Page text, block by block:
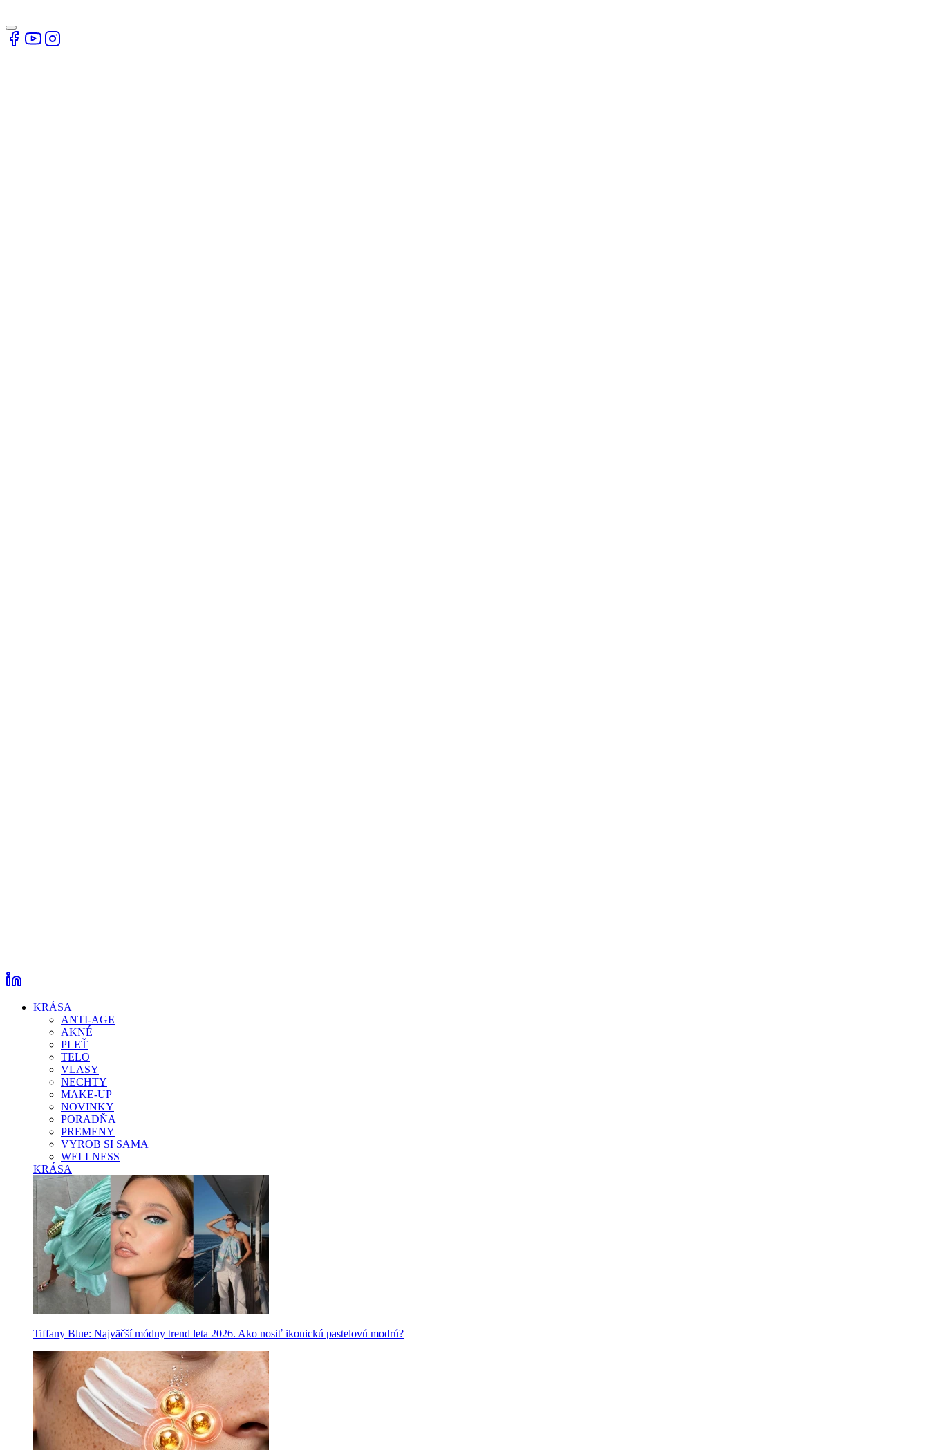
KRÁSA
ANTI-AGE
AKNÉ
PLEŤ
TELO
VLASY
NECHTY
MAKE-UP
NOVINKY
PORADŇA
PREMENY
VYROB SI SAMA
WELLNESS
KRÁSA
Tiffany Blue: Najväčší módny trend leta 2026. Ako nosiť ikonickú pastelovú modrú?